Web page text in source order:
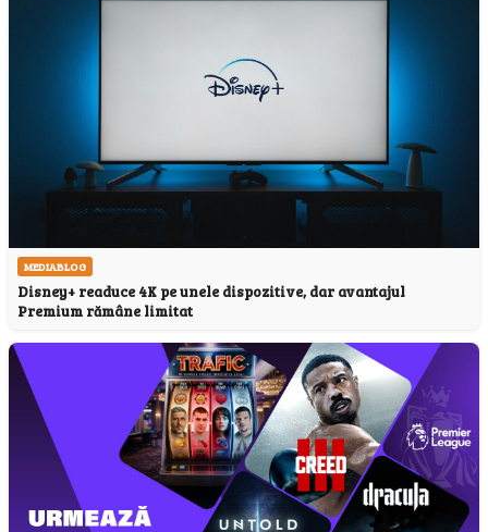
MEDIABLOG
Disney+ readuce 4K pe unele dispozitive, dar avantajul
Premium rămâne limitat